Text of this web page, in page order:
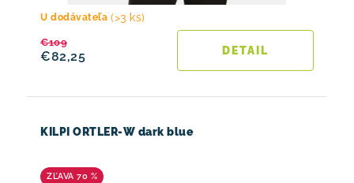
U dodávateľa (>3 ks)
€82,25
€109
DETAIL
KILPI ORTLER-W dark blue
70 %